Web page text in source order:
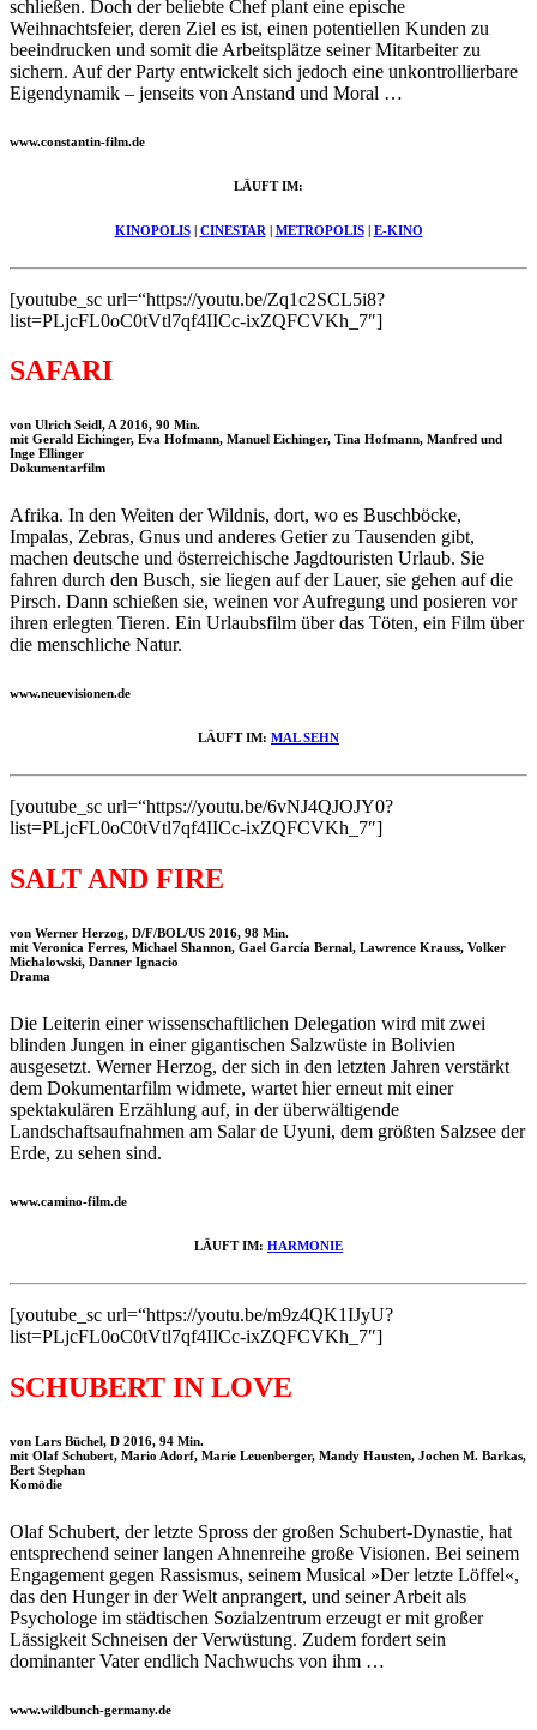
schließen. Doch der beliebte Chef plant eine epische
Weihnachtsfeier, deren Ziel es ist, einen potentiellen Kunden zu
beeindrucken und somit die Arbeitsplätze seiner Mitarbeiter zu
sichern. Auf der Party entwickelt sich jedoch eine unkontrollierbare
Eigendynamik – jenseits von Anstand und Moral …
www.constantin-film.de
LÄUFT IM:
KINOPOLIS| CINESTAR | METROPOLIS| E-KINO
[youtube_sc url=“https://youtu.be/Zq1c2SCL5i8?
list=PLjcFL0oC0tVtl7qf4IICc-ixZQFCVKh_7″]
SAFARI
von Ulrich Seidl, A 2016, 90 Min.
mit Gerald Eichinger, Eva Hofmann, Manuel Eichinger, Tina Hofmann, Manfred und
Inge Ellinger
Dokumentarfilm
Afrika. In den Weiten der Wildnis, dort, wo es Buschböcke,
Impalas, Zebras, Gnus und anderes Getier zu Tausenden gibt,
machen deutsche und österreichische Jagdtouristen Urlaub. Sie
fahren durch den Busch, sie liegen auf der Lauer, sie gehen auf die
Pirsch. Dann schießen sie, weinen vor Aufregung und posieren vor
ihren erlegten Tieren. Ein Urlaubsfilm über das Töten, ein Film über
die menschliche Natur.
www.neuevisionen.de
LÄUFT IM: MAL SEHN
[youtube_sc url=“https://youtu.be/6vNJ4QJOJY0?
list=PLjcFL0oC0tVtl7qf4IICc-ixZQFCVKh_7″]
SALT AND FIRE
von Werner Herzog, D/F/BOL/US 2016, 98 Min.
mit Veronica Ferres, Michael Shannon, Gael García Bernal, Lawrence Krauss, Volker
Michalowski, Danner Ignacio
Drama
Die Leiterin einer wissenschaftlichen Delegation wird mit zwei
blinden Jungen in einer gigantischen Salzwüste in Bolivien
ausgesetzt. Werner Herzog, der sich in den letzten Jahren verstärkt
dem Dokumentarfilm widmete, wartet hier erneut mit einer
spektakulären Erzählung auf, in der überwältigende
Landschaftsaufnahmen am Salar de Uyuni, dem größten Salzsee der
Erde, zu sehen sind.
www.camino-film.de
LÄUFT IM: HARMONIE
[youtube_sc url=“https://youtu.be/m9z4QK1IJyU?
list=PLjcFL0oC0tVtl7qf4IICc-ixZQFCVKh_7″]
SCHUBERT IN LOVE
von Lars Büchel, D 2016, 94 Min.
mit Olaf Schubert, Mario Adorf, Marie Leuenberger, Mandy Hausten, Jochen M. Barkas,
Bert Stephan
Komödie
Olaf Schubert, der letzte Spross der großen Schubert-Dynastie, hat
entsprechend seiner langen Ahnenreihe große Visionen. Bei seinem
Engagement gegen Rassismus, seinem Musical »Der letzte Löffel«,
das den Hunger in der Welt anprangert, und seiner Arbeit als
Psychologe im städtischen Sozialzentrum erzeugt er mit großer
Lässigkeit Schneisen der Verwüstung. Zudem fordert sein
dominanter Vater endlich Nachwuchs von ihm …
www.wildbunch-germany.de